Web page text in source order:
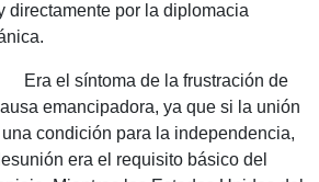
directamente por la diplomacia
Era el síntoma de la frustración de
emancipadora, ya que si la unión
condición para la independencia,
era el requisito básico del